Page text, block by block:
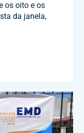
os oito e os
da janela,